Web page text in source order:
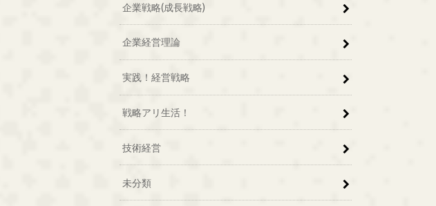
企業戦略(成長戦略)
企業経営理論
実践！経営戦略
戦略アリ生活！
技術経営
未分類